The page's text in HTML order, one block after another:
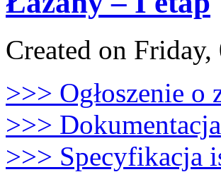
Created on
>>> Ogłoszenie o
>>> Dokumentacja
>>> Specyfikacja